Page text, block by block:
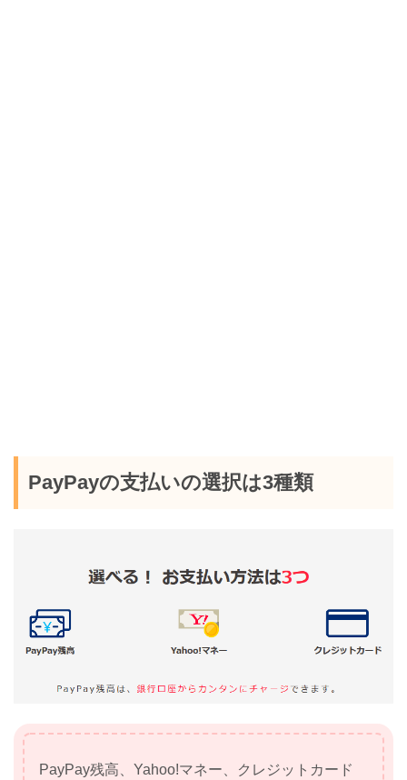
PayPayの支払いの選択は3種類
PayPay残高、Yahoo!マネー、クレジットカード